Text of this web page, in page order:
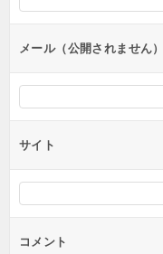
ンメール（公開されません）
サイト
コメント